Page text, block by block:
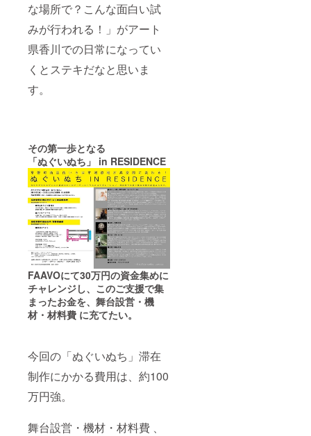
な場所で？こんな面白い試
みが行われる！」がアート
県香川での日常になってい
くとステキだなと思いま
す。
その第一歩となる
「ぬぐいぬち」 in RESIDENCE
FAAVOにて30万円の資金集めに
チャレンジし、このご支援で集
まったお金を、舞台設営・機
材・材料費 に充てたい。
今回の「ぬぐいぬち」滞在
制作にかかる費用は、約100
万円強。
舞台設営・機材・材料費 、